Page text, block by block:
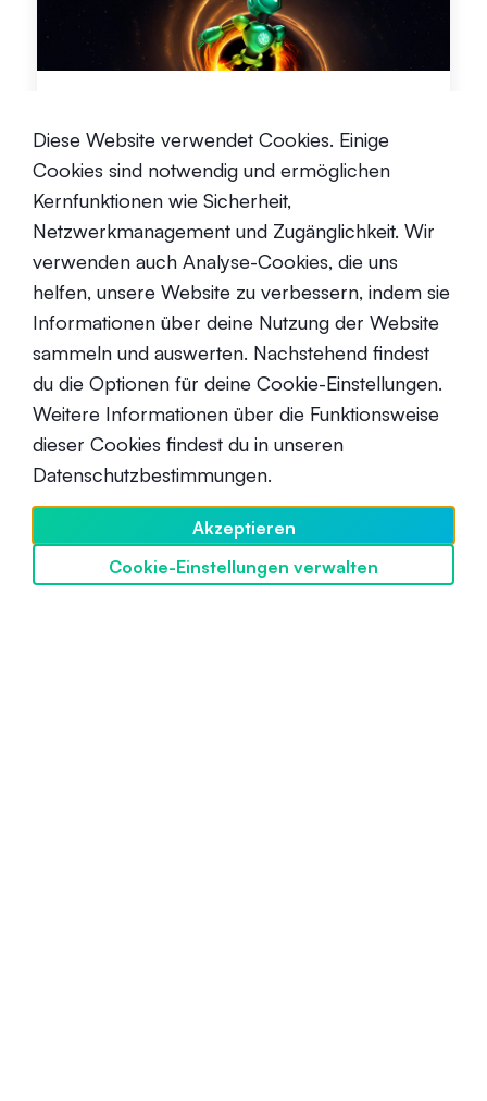
Macht von Wormhole für Solana
und darüber hinaus
Fortgeschrittene 30. April 2024
SwissBorg und volatile Märkte:
Sicherheit geht vor
Anfänger
Diese Website verwendet Cookies. Einige
Cookies sind notwendig und ermöglichen
Kernfunktionen wie Sicherheit,
Netzwerkmanagement und Zugänglichkeit. Wir
verwenden auch Analyse-Cookies, die uns
helfen, unsere Website zu verbessern, indem sie
Informationen über deine Nutzung der Website
sammeln und auswerten. Nachstehend findest
du die Optionen für deine Cookie-Einstellungen.
Weitere Informationen über die Funktionsweise
dieser Cookies findest du in unseren
Datenschutzbestimmungen.
Akzeptieren
Cookie-Einstellungen verwalten
SwissBorg entdecken